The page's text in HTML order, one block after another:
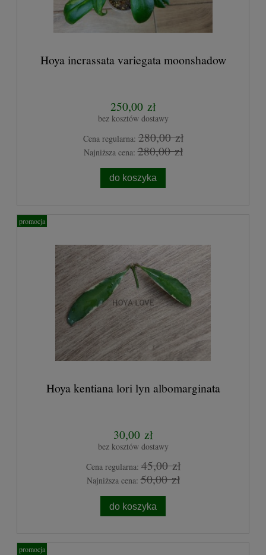
Hoya incrassata variegata moonshadow
250,00 zł
bez kosztów dostawy
Cena regularna:280,00 zł
Najniższa cena:280,00 zł
do koszyka
Hoya kentiana lori lyn albomarginata
30,00 zł
bez kosztów dostawy
Cena regularna:45,00 zł
Najniższa cena:50,00 zł
do koszyka
promocja
promocja